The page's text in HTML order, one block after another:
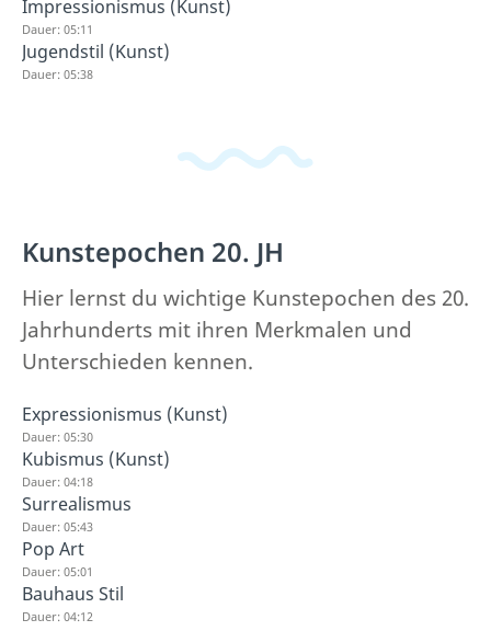
Impressionismus (Kunst)
Dauer: 05:11
Jugendstil (Kunst)
Dauer: 05:38
Kunstepochen 20. JH
Hier lernst du wichtige Kunstepochen des 20.
Jahrhunderts mit ihren Merkmalen und
Unterschieden kennen.
Expressionismus (Kunst)
Dauer: 05:30
Kubismus (Kunst)
Dauer: 04:18
Surrealismus
Dauer: 05:43
Pop Art
Dauer: 05:01
Bauhaus Stil
Dauer: 04:12